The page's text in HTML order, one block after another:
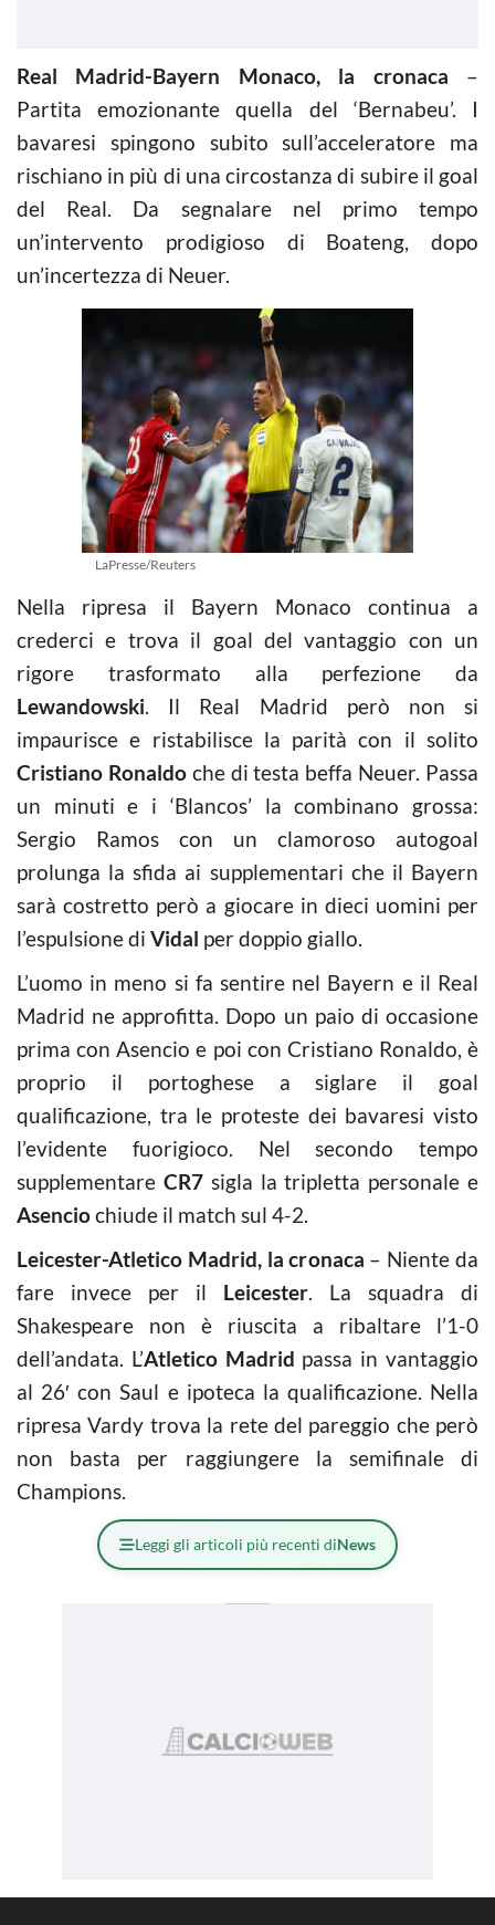
Real Madrid-Bayern Monaco, la cronaca –
Partita emozionante quella del ‘Bernabeu’. I
bavaresi spingono subito sull’acceleratore ma
rischiano in più di una circostanza di subire il goal
del Real. Da segnalare nel primo tempo
un’intervento prodigioso di Boateng, dopo
un’incertezza di Neuer.
LaPresse/Reuters
Nella ripresa il Bayern Monaco continua a
crederci e trova il goal del vantaggio con un
rigore trasformato alla perfezione da
Lewandowski. Il Real Madrid però non si
impaurisce e ristabilisce la parità con il solito
Cristiano Ronaldoche di testa beffa Neuer. Passa
un minuti e i ‘Blancos’ la combinano grossa:
Sergio Ramos con un clamoroso autogoal
prolunga la sfida ai supplementari che il Bayern
sarà costretto però a giocare in dieci uomini per
l’espulsione di Vidal per doppio giallo.
L’uomo in meno si fa sentire nel Bayern e il Real
Madrid ne approfitta. Dopo un paio di occasione
prima con Asencio e poi con Cristiano Ronaldo, è
proprio il portoghese a siglare il goal
qualificazione, tra le proteste dei bavaresi visto
l’evidente fuorigioco. Nel secondo tempo
supplementare CR7sigla la tripletta personale e
Asenciochiude il match sul 4-2.
Leicester-Atletico Madrid, la cronaca – Niente da
fare invece per il Leicester. La squadra di
Shakespeare non è riuscita a ribaltare l’1-0
dell’andata. L’Atletico Madrid passa in vantaggio
al 26′ con Saul e ipoteca la qualificazione. Nella
ripresa Vardy trova la rete del pareggio che però
non basta per raggiungere la semifinale di
Champions.
Leggi gli articoli più recenti diNews